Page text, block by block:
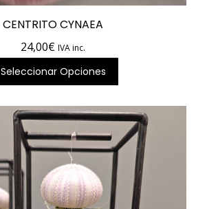
CENTRITO CYNAEA
24,00€ IVA inc.
Seleccionar Opciones